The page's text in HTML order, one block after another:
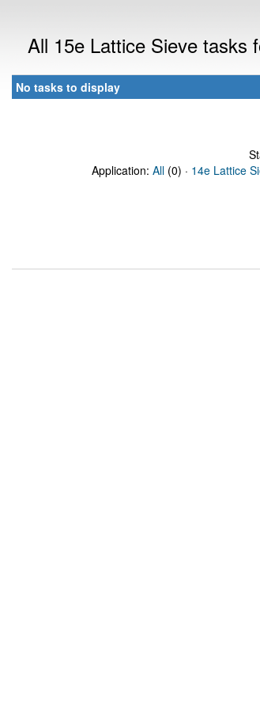
All 15e Lattice Sieve tasks
No tasks to display
Application: All (0) · 14e Lattice